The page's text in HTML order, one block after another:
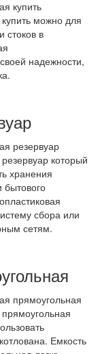
можно для
стоков в
надежности,
который
хранения
сбора или
сетям.
Емкость